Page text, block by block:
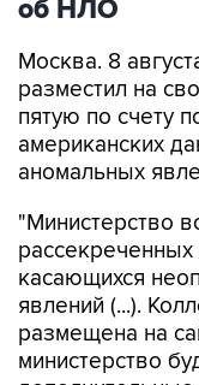
об НЛО
Москва. 8
разместил на
пятую по счету
американских
аномальных
"Министерство
касающихся
явлений (...).
размещена на
министерство